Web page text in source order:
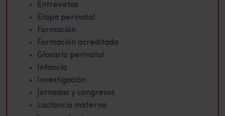
Entrevistas
Etapa perinatal
Formación
Formación acreditada
Glosario perinatal
Infancia
Investigación
Jornadas y congresos
Lactancia materna